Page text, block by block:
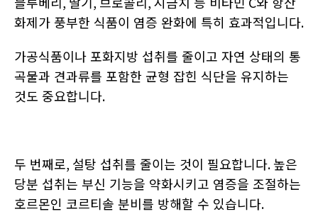
화제가 풍부한 식품이 염증 완화에 특히 효과적입니다.
가공식품이나 포화지방 섭취를 줄이고 자연 상태의 통
곡물과 견과류를 포함한 균형 잡힌 식단을 유지하는
것도 중요합니다.
두 번째로, 설탕 섭취를 줄이는 것이 필요합니다.높은
당분 섭취는 부신 기능을 약화시키고 염증을 조절하는
호르몬인 코르티솔 분비를 방해할 수 있습니다.